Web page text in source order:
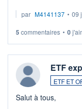
par M4141137 • 09
5 commentaires • 0
ETF
ETF ET
Salut à tous,